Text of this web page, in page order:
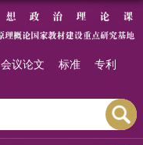
会议论文 标准
专利